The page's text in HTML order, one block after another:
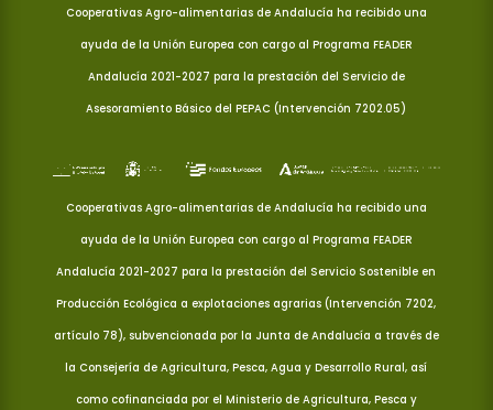
Cooperativas Agro-alimentarias de Andalucía ha recibido una
ayuda de la Unión Europea con cargo al Programa FEADER
Andalucía 2021-2027 para la prestación del Servicio de
Asesoramiento Básico del PEPAC (Intervención 7202.05)
Cooperativas Agro-alimentarias de Andalucía ha recibido una
ayuda de la Unión Europea con cargo al Programa FEADER
Andalucía 2021-2027 para la prestación del Servicio Sostenible en
Producción Ecológica a explotaciones agrarias (Intervención 7202,
artículo 78), subvencionada por la Junta de Andalucía a través de
la Consejería de Agricultura, Pesca, Agua y Desarrollo Rural, así
como cofinanciada por el Ministerio de Agricultura, Pesca y